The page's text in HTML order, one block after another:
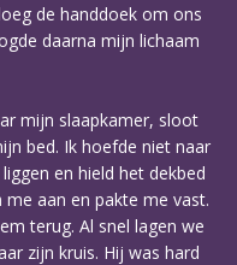
de handdoek om ons
daarna mijn lichaam
mijn slaapkamer, sloot
bed. Ik hoefde niet naar
en hield het dekbed
aan en pakte me vast.
terug. Al snel lagen we
zijn kruis. Hij was hard